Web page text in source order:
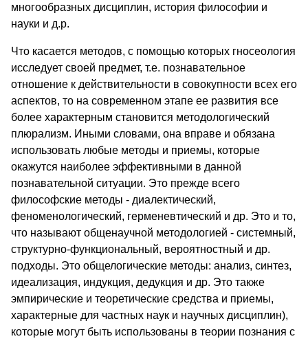
многообразных дисциплин, история философии и
науки и д.р.
Что касается методов, с помощью которых гносеология
исследует своей предмет, т.е. познавательное
отношение к действительности в совокупности всех его
аспектов, то на современном этапе ее развития все
более характерным становится методологический
плюрализм. Иными словами, она вправе и обязана
использовать любые методы и приемы, которые
окажутся наиболее эффективными в данной
познавательной ситуации. Это прежде всего
философские методы - диалектический,
феноменологический, герменевтический и др. Это и то,
что называют общенаучной методологией - системный,
структурно-функциональный, вероятностный и др.
подходы. Это общелогические методы: анализ, синтез,
идеализация, индукция, дедукция и др. Это также
эмпирические и теоретические средства и приемы,
характерные для частных наук и научных дисциплин),
которые могут быть использованы в теории познания с